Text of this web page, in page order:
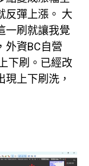
反彈上漲。 大
一刷就讓我覺
外資BC自營
下刷。已經改
上下刷洗，